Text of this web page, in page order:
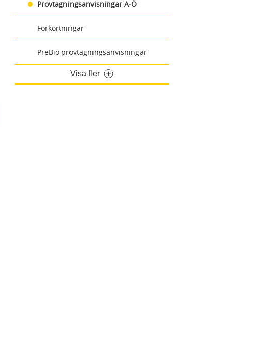
Provtagningsanvisningar A-Ö
Förkortningar
PreBio provtagningsanvisningar
Visa fler